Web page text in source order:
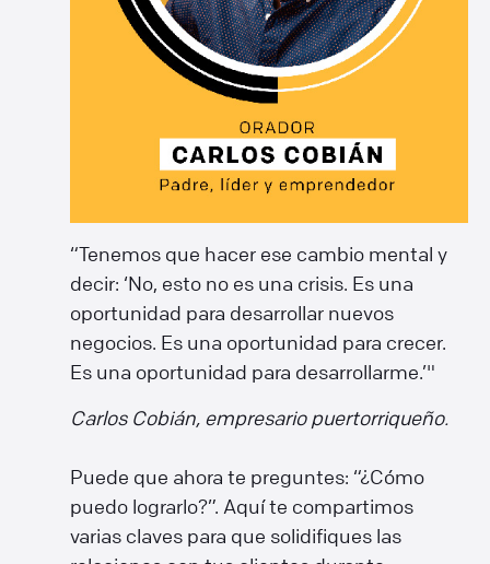
“Tenemos que hacer ese cambio mental y
decir: ‘No, esto no es una crisis. Es una
oportunidad para desarrollar nuevos
negocios. Es una oportunidad para crecer.
Es una oportunidad para desarrollarme.’"
Carlos Cobián, empresario puertorriqueño.
Puede que ahora te preguntes: “¿Cómo
puedo lograrlo?”. Aquí te compartimos
varias claves para que solidifiques las